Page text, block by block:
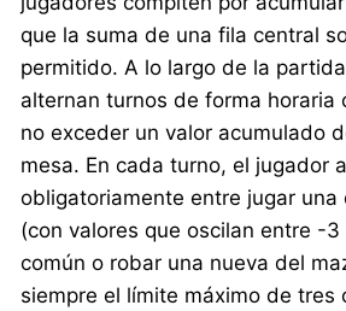
que la suma de una fila central
permitido. A lo largo de la
alternan turnos de forma horaria
no exceder un valor acumulado
mesa. En cada turno, el jugador
obligatoriamente entre jugar
(con valores que oscilan entre -3
común o robar una nueva del
siempre el límite máximo de tres